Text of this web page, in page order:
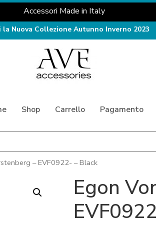
Accessori Made in Italy
la Nuova Collezione Autunno Inverno 2023
Shop Carrello Pagamento
– EVF0922- – Black
Egon